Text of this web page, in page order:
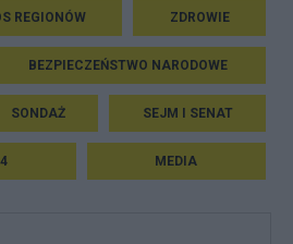
REGIONÓW ZDROWIE
BEZPIECZEŃSTWO NARODOWE
SONDAŻ SEJM I SENAT
MEDIA